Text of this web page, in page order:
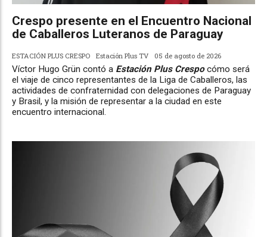
Crespo presente en el Encuentro Nacional
de Caballeros Luteranos de Paraguay
ESTACIÓN PLUS CRESPO Estación Plus TV 05 de agosto de 2026
Víctor Hugo Grün contó a Estación Plus Crespocómo será
el viaje de cinco representantes de la Liga de Caballeros, las
actividades de confraternidad con delegaciones de Paraguay
y Brasil, y la misión de representar a la ciudad en este
encuentro internacional.